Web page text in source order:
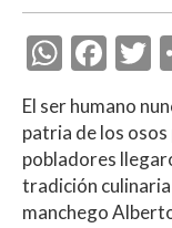
W
h
at
s
A
F
e
b
o
T
El ser humano
patria de los
pobladores
tradición culinaria
manchego